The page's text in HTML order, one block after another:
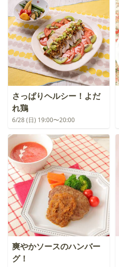
さっぱりヘルシー！よだ
れ鶏
6/28 (日) 19:00〜20:00
爽やかソースのハンバー
グ！